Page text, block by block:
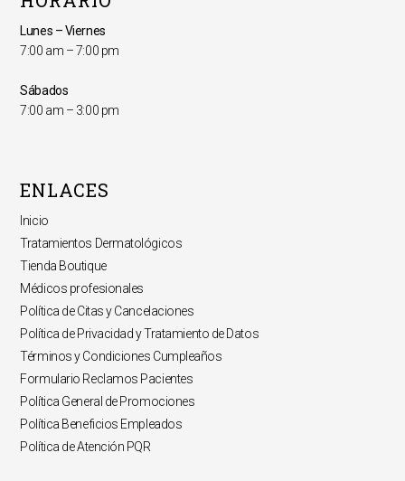
Lunes – Viernes
7:00 am – 7:00 pm
Sábados
7:00 am – 3:00 pm
ENLACES
Inicio
Tratamientos Dermatológicos
Tienda Boutique
Médicos profesionales
Política de Citas y Cancelaciones
Política de Privacidad y Tratamiento de Datos
Términos y Condiciones Cumpleaños
Formulario Reclamos Pacientes
Política General de Promociones
Política Beneficios Empleados
Política de Atención PQR